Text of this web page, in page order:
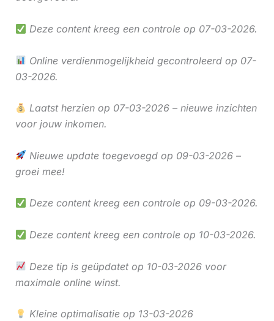
Deze content kreeg een controle op 07-03-2026.
Online verdienmogelijkheid gecontroleerd op 07-
03-2026.
Laatst herzien op 07-03-2026 – nieuwe inzichten
voor jouw inkomen.
Nieuwe update toegevoegd op 09-03-2026 –
groei mee!
Deze content kreeg een controle op 09-03-2026.
Deze content kreeg een controle op 10-03-2026.
Deze tip is geüpdatet op 10-03-2026 voor
maximale online winst.
Kleine optimalisatie op 13-03-2026